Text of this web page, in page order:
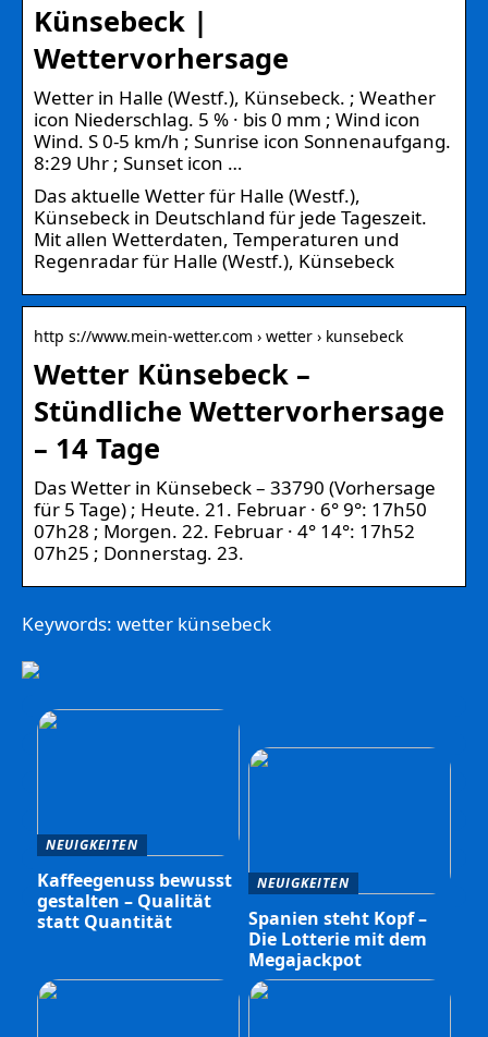
Künsebeck |
Wettervorhersage
Wetter in Halle (Westf.), Künsebeck. ; Weather
icon Niederschlag. 5 % · bis 0 mm ; Wind icon
Wind. S 0-5 km/h ; Sunrise icon Sonnenaufgang.
8:29 Uhr ; Sunset icon …
Das aktuelle Wetter für Halle (Westf.),
Künsebeck in Deutschland für jede Tageszeit.
Mit allen Wetterdaten, Temperaturen und
Regenradar für Halle (Westf.), Künsebeck
http s://www.mein-wetter.com › wetter › kunsebeck
Wetter Künsebeck –
Stündliche Wettervorhersage
– 14 Tage
Das Wetter in Künsebeck – 33790 (Vorhersage
für 5 Tage) ; Heute. 21. Februar · 6° 9°: 17h50
07h28 ; Morgen. 22. Februar · 4° 14°: 17h52
07h25 ; Donnerstag. 23.
Keywords: wetter künsebeck
NEUIGKEITEN
Kaffeegenuss bewusst
gestalten – Qualität
statt Quantität
NEUIGKEITEN
Spanien steht Kopf –
Die Lotterie mit dem
Megajackpot